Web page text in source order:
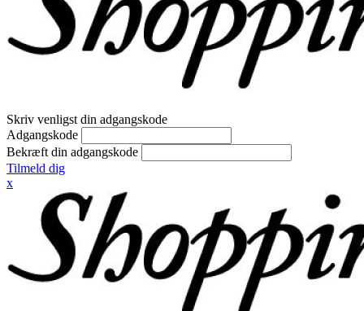
Skriv venligst din adgangskode
Adgangskode
Bekræft din adgangskode
Tilmeld dig
x